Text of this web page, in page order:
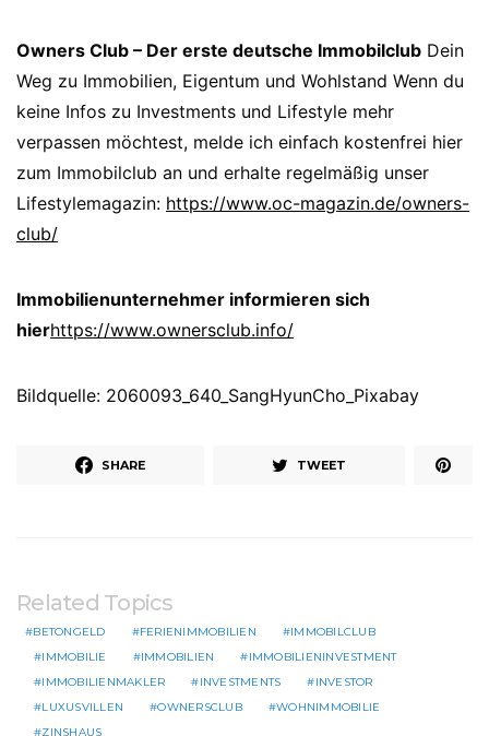
Owners Club – Der erste deutsche Immobilclub Dein
Weg zu Immobilien, Eigentum und Wohlstand Wenn du
keine Infos zu Investments und Lifestyle mehr
verpassen möchtest, melde ich einfach kostenfrei hier
zum Immobilclub an und erhalte regelmäßig unser
Lifestylemagazin: https://www.oc-magazin.de/owners-
club/
Immobilienunternehmer informieren sich
hierhttps://www.ownersclub.info/
Bildquelle: 2060093_640_SangHyunCho_Pixabay
SHARE TWEET
Related Topics
BETONGELD FERIENIMMOBILIEN
IMMOBILCLUB
IMMOBILIE
IMMOBILIEN
IMMOBILIENINVESTMENT
IMMOBILIENMAKLER
INVESTMENTS
INVESTOR
LUXUSVILLEN
OWNERSCLUB
WOHNIMMOBILIE
ZINSHAUS